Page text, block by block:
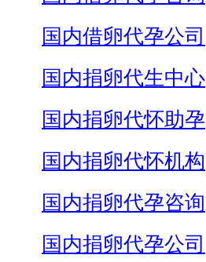
国内借卵代孕公司
国内捐卵代生中心
国内捐卵代怀助孕
国内捐卵代怀机构
国内捐卵代孕咨询
国内捐卵代孕公司